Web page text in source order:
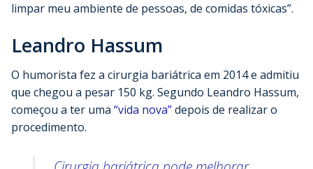
limpar meu ambiente de pessoas, de comidas tóxicas”.
Leandro Hassum
O humorista fez a cirurgia bariátrica em 2014 e admitiu
que chegou a pesar 150 kg. Segundo Leandro Hassum,
começou a ter uma “vida nova”depois de realizar o
procedimento.